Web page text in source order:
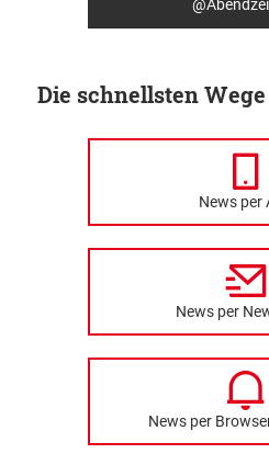
Die schnellsten
News per
News per
News per